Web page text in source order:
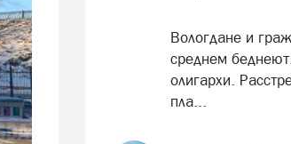
Вологдане и
среднем
олигархи.
пла...